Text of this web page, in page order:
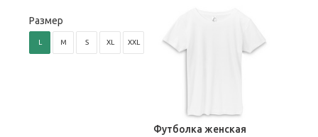
Размер
L M S XL XXL
Футболка женская